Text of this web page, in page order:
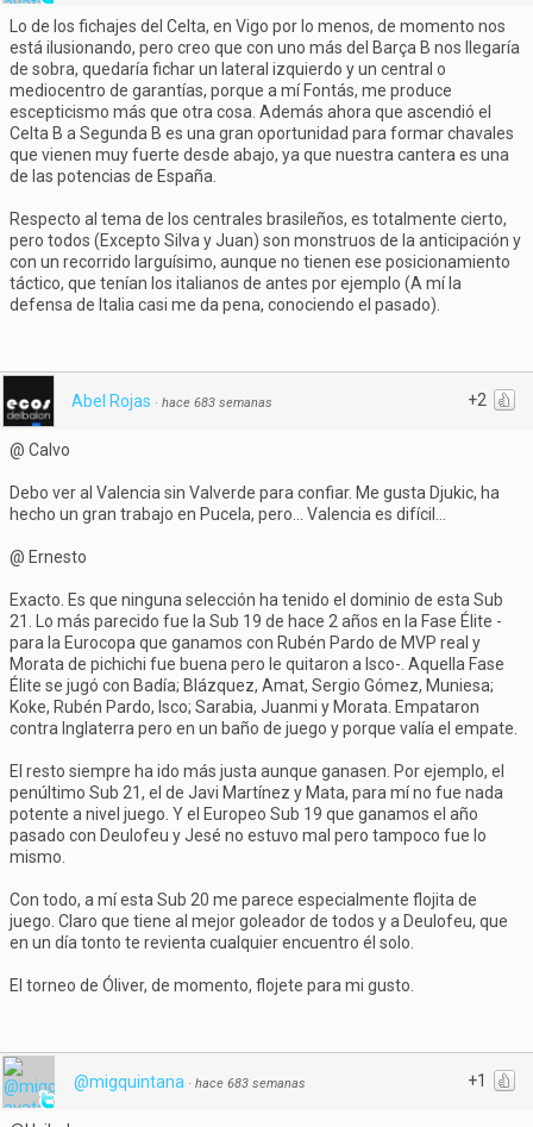
Lo de los fichajes del Celta, en Vigo por lo menos, de momento nos
está ilusionando, pero creo que con uno más del Barça B nos llegaría
de sobra, quedaría fichar un lateral izquierdo y un central o
mediocentro de garantías, porque a mí Fontás, me produce
escepticismo más que otra cosa. Además ahora que ascendió el
Celta B a Segunda B es una gran oportunidad para formar chavales
que vienen muy fuerte desde abajo, ya que nuestra cantera es una
de las potencias de España.
Respecto al tema de los centrales brasileños, es totalmente cierto,
pero todos (Excepto Silva y Juan) son monstruos de la anticipación y
con un recorrido larguísimo, aunque no tienen ese posicionamiento
táctico, que tenían los italianos de antes por ejemplo (A mí la
defensa de Italia casi me da pena, conociendo el pasado).
+2
Abel Rojas · hace 683 semanas
@ Calvo
Debo ver al Valencia sin Valverde para confiar. Me gusta Djukic, ha
hecho un gran trabajo en Pucela, pero... Valencia es difícil...
@ Ernesto
Exacto. Es que ninguna selección ha tenido el dominio de esta Sub
21. Lo más parecido fue la Sub 19 de hace 2 años en la Fase Élite -
para la Eurocopa que ganamos con Rubén Pardo de MVP real y
Morata de pichichi fue buena pero le quitaron a Isco-. Aquella Fase
Élite se jugó con Badía; Blázquez, Amat, Sergio Gómez, Muniesa;
Koke, Rubén Pardo, Isco; Sarabia, Juanmi y Morata. Empataron
contra Inglaterra pero en un baño de juego y porque valía el empate.
El resto siempre ha ido más justa aunque ganasen. Por ejemplo, el
penúltimo Sub 21, el de Javi Martínez y Mata, para mí no fue nada
potente a nivel juego. Y el Europeo Sub 19 que ganamos el año
pasado con Deulofeu y Jesé no estuvo mal pero tampoco fue lo
mismo.
Con todo, a mí esta Sub 20 me parece especialmente flojita de
juego. Claro que tiene al mejor goleador de todos y a Deulofeu, que
en un día tonto te revienta cualquier encuentro él solo.
El torneo de Óliver, de momento, flojete para mi gusto.
+1
@migquintana · hace 683 semanas